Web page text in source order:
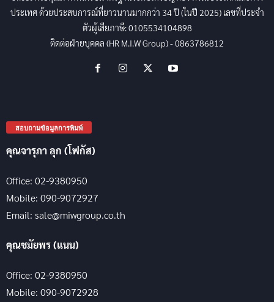
ประเทศ ด้วยประสบการณ์ที่ยาวนานมากกว่า 34 ปี (ในปี 2025) เลขที่ประจำ
ตัวผู้เสียภาษี: 0105534104898
ติดต่อฝ่ายบุคคล (HR M.I.W Group) - 0863786812
สอบถามข้อมูลการพิมพ์
คุณจารุภา ลุก (โฟกัส)
Office: 02-9380950
Mobile: 090-9072927
Email: sale@miwgroup.co.th
คุณชมัยพร (แนน)
Office: 02-9380950
Mobile: 090-9072928